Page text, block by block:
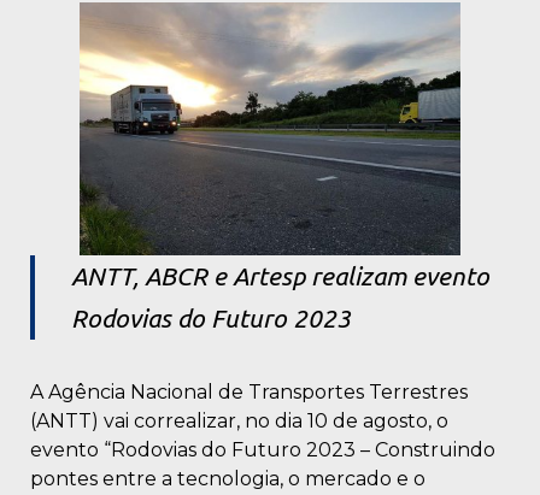
ANTT, ABCR e Artesp realizam evento
Rodovias do Futuro 2023
A Agência Nacional de Transportes Terrestres
(ANTT) vai correalizar, no dia 10 de agosto, o
evento “Rodovias do Futuro 2023 – Construindo
pontes entre a tecnologia, o mercado e o